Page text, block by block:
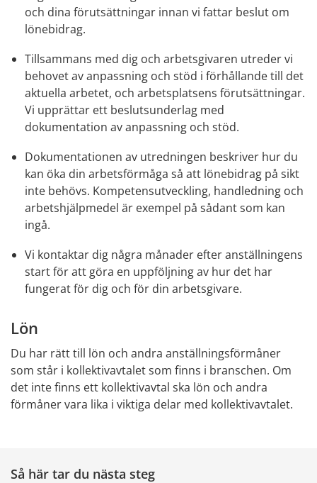
och dina förutsättningar innan vi fattar beslut om
lönebidrag.
Tillsammans med dig och arbetsgivaren utreder vi
behovet av anpassning och stöd i förhållande till det
aktuella arbetet, och arbetsplatsens förutsättningar.
Vi upprättar ett beslutsunderlag med
dokumentation av anpassning och stöd.
Dokumentationen av utredningen beskriver hur du
kan öka din arbetsförmåga så att lönebidrag på sikt
inte behövs. Kompetensutveckling, handledning och
arbetshjälpmedel är exempel på sådant som kan
ingå.
Vi kontaktar dig några månader efter anställningens
start för att göra en uppföljning av hur det har
fungerat för dig och för din arbetsgivare.
Lön
Du har rätt till lön och andra anställningsförmåner
som står i kollektivavtalet som finns i branschen. Om
det inte finns ett kollektivavtal ska lön och andra
förmåner vara lika i viktiga delar med kollektivavtalet.
Så här tar du nästa steg